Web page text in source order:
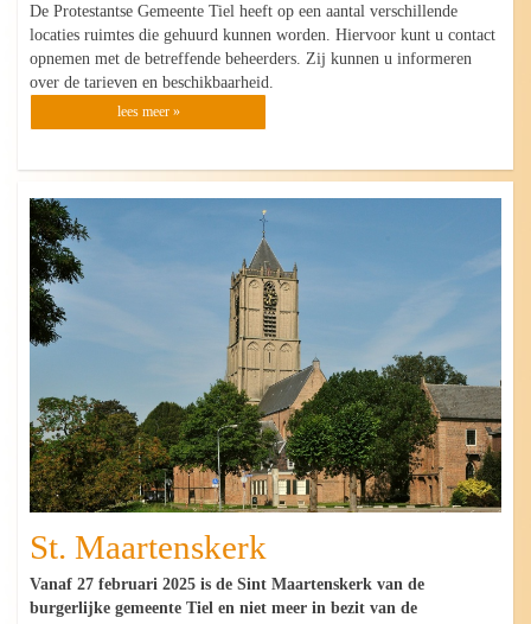
De Protestantse Gemeente Tiel heeft op een aantal verschillende
locaties ruimtes die gehuurd kunnen worden. Hiervoor kunt u contact
opnemen met de betreffende beheerders. Zij kunnen u informeren
over de tarieven en beschikbaarheid.
lees meer »
St. Maartenskerk
Vanaf 27 februari 2025 is de Sint Maartenskerk van de
burgerlijke gemeente Tiel en niet meer in bezit van de